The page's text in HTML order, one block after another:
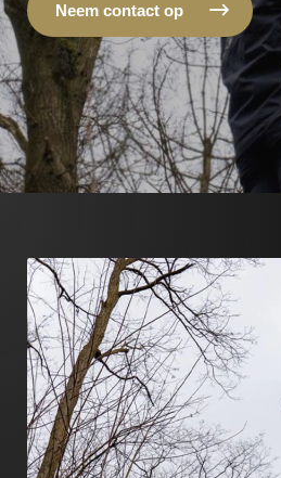
Neem contact op